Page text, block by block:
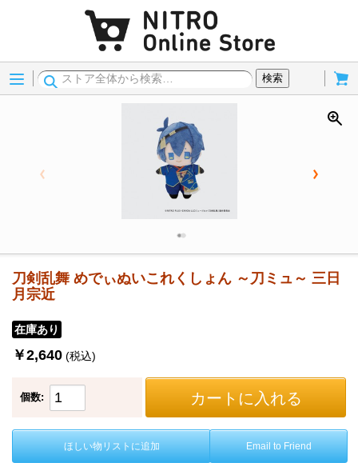
Menu
検索
刀剣乱舞 めでぃぬいこれくしょん ～刀ミュ～ 三日
月宗近
在庫あり
￥2,640 (税込)
個数: カートに入れる
ほしい物リストに追加 Email to Friend